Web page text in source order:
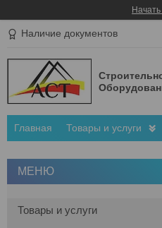
Наличие документов
Главная Товары и услуги
Товары и услуги